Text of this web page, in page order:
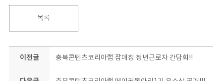
목록
이전글 충북콘텐츠코리아랩 잡매칭 청년근로자 간담회!!